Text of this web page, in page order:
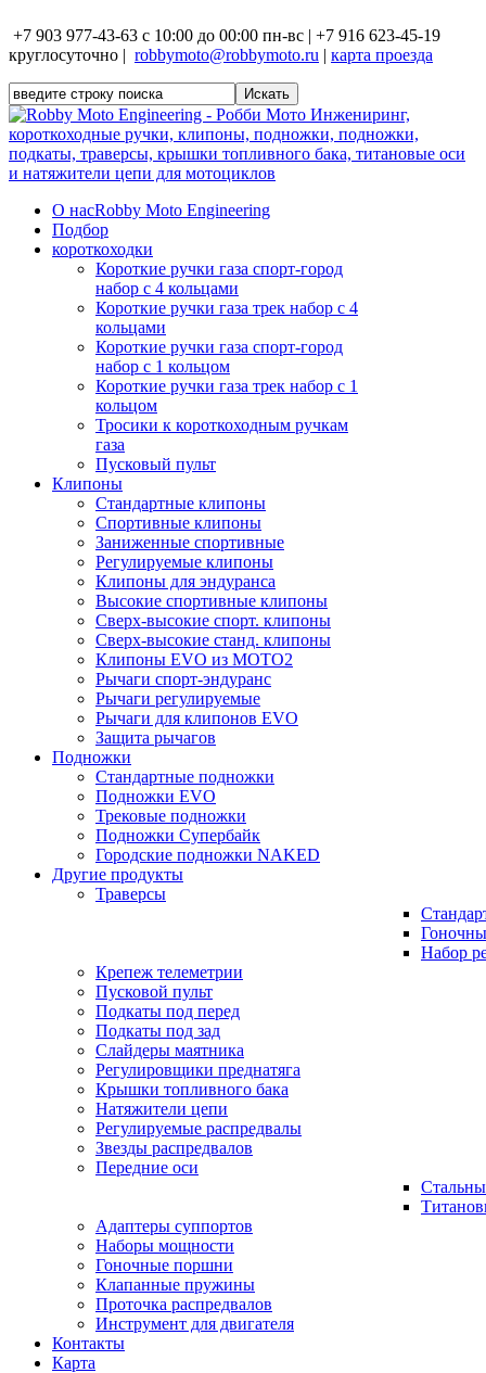
+7 903 977-43-63 с 10:00 до 00:00 пн-вс | +7 916 623-45-19
круглосуточно | robbymoto@robbymoto.ru | карта проезда
О насRobby Moto Engineering
Подбор
короткоходки
Короткие ручки газа спорт-город
набор с 4 кольцами
Короткие ручки газа трек набор с 4
кольцами
Короткие ручки газа спорт-город
набор с 1 кольцом
Короткие ручки газа трек набор с 1
кольцом
Тросики к короткоходным ручкам
газа
Пусковый пульт
Клипоны
Стандартные клипоны
Спортивные клипоны
Заниженные спортивные
Регулируемые клипоны
Клипоны для эндуранса
Высокие спортивные клипоны
Сверх-высокие спорт. клипоны
Сверх-высокие станд. клипоны
Клипоны EVO из MOTO2
Рычаги спорт-эндуранс
Рычаги регулируемые
Рычаги для клипонов EVO
Защита рычагов
Подножки
Стандартные подножки
Подножки EVO
Трековые подножки
Подножки Супербайк
Городские подножки NAKED
Другие продукты
Траверсы
Набор
Крепеж телеметрии
Пусковой пульт
Подкаты под перед
Подкаты под зад
Слайдеры маятника
Регулировщики преднатяга
Крышки топливного бака
Натяжители цепи
Регулируемые распредвалы
Звезды распредвалов
Передние оси
Адаптеры суппортов
Наборы мощности
Гоночные поршни
Клапанные пружины
Проточка распредвалов
Инструмент для двигателя
Контакты
Карта